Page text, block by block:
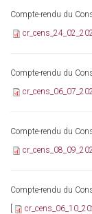
Compte-rendu du
Compte-rendu du
Compte-rendu du
Compte-rendu du